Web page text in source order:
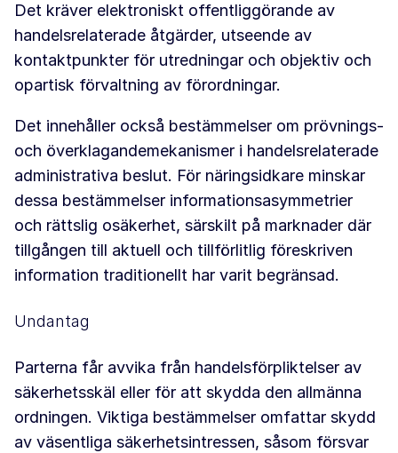
Det kräver elektroniskt offentliggörande av
handelsrelaterade åtgärder, utseende av
kontaktpunkter för utredningar och objektiv och
opartisk förvaltning av förordningar.
Det innehåller också bestämmelser om prövnings-
och överklagandemekanismer i handelsrelaterade
administrativa beslut. För näringsidkare minskar
dessa bestämmelser informationsasymmetrier
och rättslig osäkerhet, särskilt på marknader där
tillgången till aktuell och tillförlitlig föreskriven
information traditionellt har varit begränsad.
Undantag
Parterna får avvika från handelsförpliktelser av
säkerhetsskäl eller för att skydda den allmänna
ordningen. Viktiga bestämmelser omfattar skydd
av väsentliga säkerhetsintressen, såsom försvar